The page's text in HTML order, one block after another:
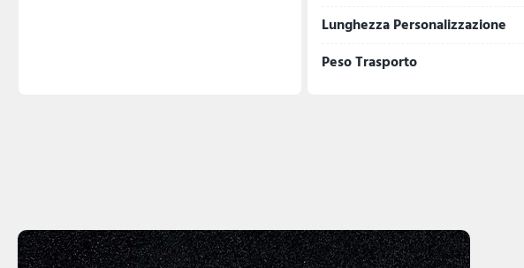
Lunghezza Personalizzazione
Peso Trasporto